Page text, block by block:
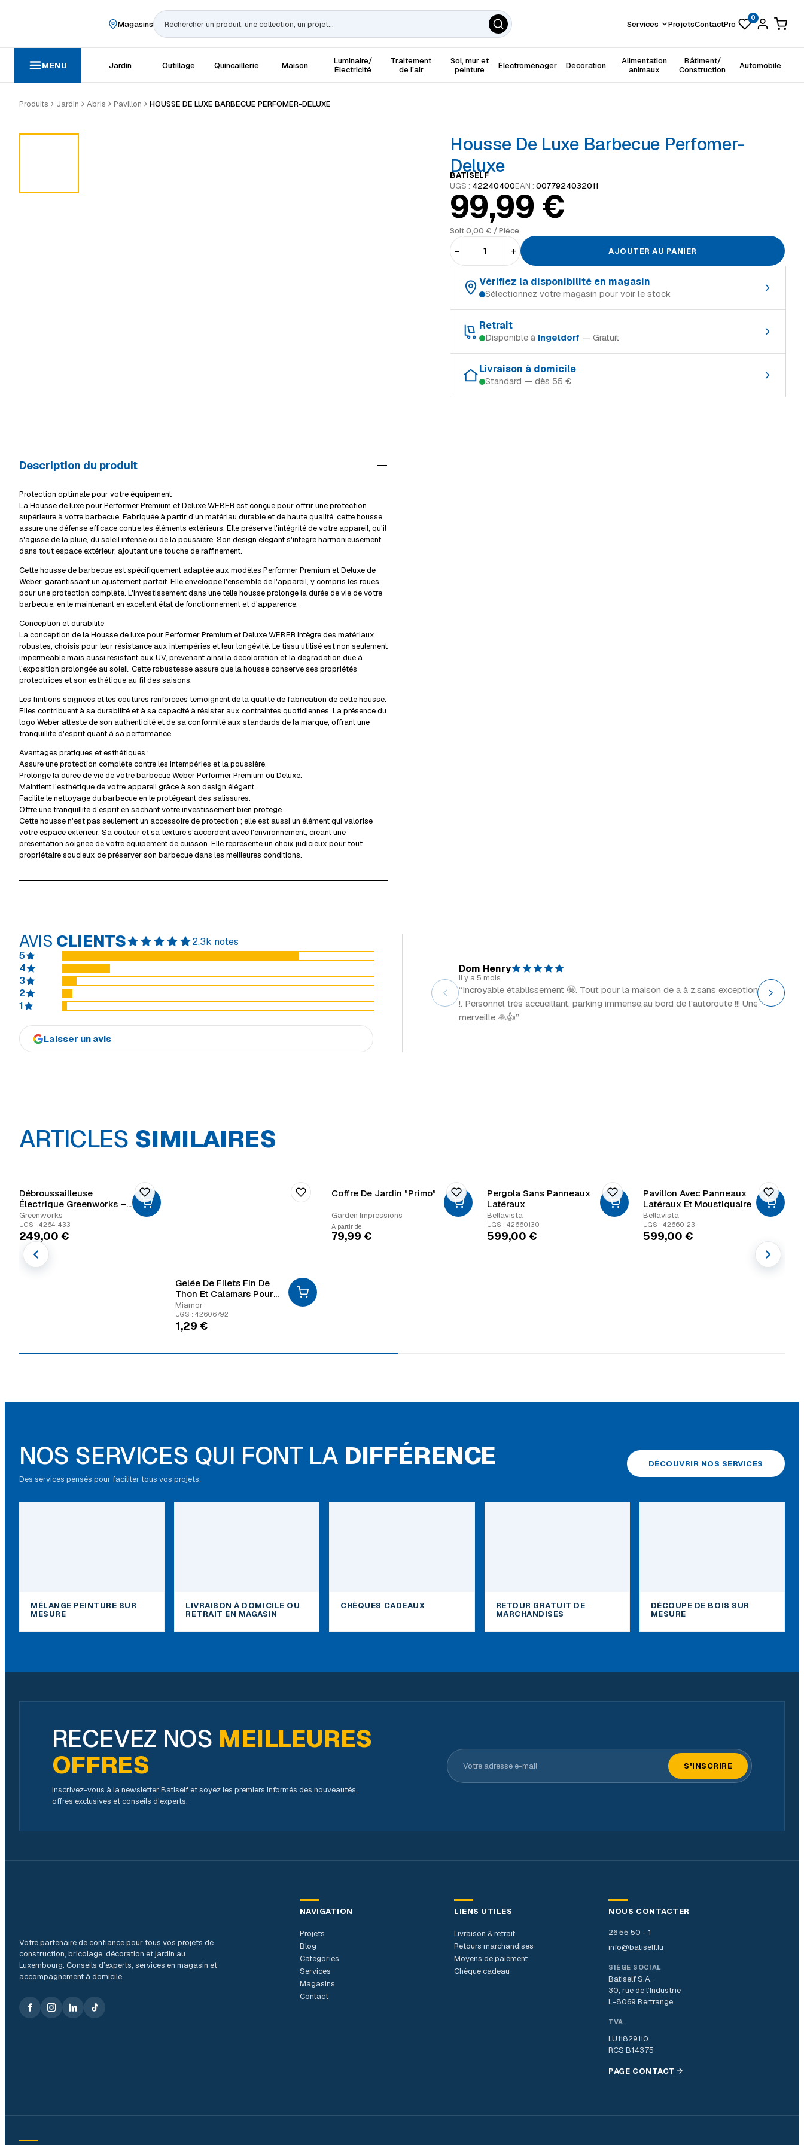
Magasins Rechercher Services ProjetsContactPro
0
MENU Jardin Outillage Quincaillerie Maison
Luminaire/
Électricité
Traitement
de l’air
Sol, mur et
peinture
Électroménager Décoration
Alimentation
animaux
Bâtiment/
Construction
Automobile
Produits Jardin Abris Pavillon HOUSSE DE LUXE BARBECUE PERFOMER-DELUXE
Housse De Luxe Barbecue Perfomer-
Deluxe
BATISELF
UGS : 42240400EAN : 0077924032011
99,99 €
Soit0,00 € / Piéce
− + AJOUTER AU PANIER
Vérifiez la disponibilité en magasin
Sélectionnez votre magasin pour voir le stock
Schifflange Rupture
Ingeldorf
Alzingen
Retrait
Disponible à Ingeldorf — Gratuit
Schifflange Rupture
Livraison à domicile
Standard — dès 55 €
Description du produit
Protection optimale pour votre équipement
La Housse de luxe pour Performer Premium et Deluxe WEBER est conçue pour offrir une protection
supérieure à votre barbecue. Fabriquée à partir d'un matériau durable et de haute qualité, cette housse
assure une défense efficace contre les éléments extérieurs. Elle préserve l'intégrité de votre appareil, qu'il
s'agisse de la pluie, du soleil intense ou de la poussière. Son design élégant s'intègre harmonieusement
dans tout espace extérieur, ajoutant une touche de raffinement.
Cette housse de barbecue est spécifiquement adaptée aux modèles Performer Premium et Deluxe de
Weber, garantissant un ajustement parfait. Elle enveloppe l'ensemble de l'appareil, y compris les roues,
pour une protection complète. L'investissement dans une telle housse prolonge la durée de vie de votre
barbecue, en le maintenant en excellent état de fonctionnement et d'apparence.
Conception et durabilité
La conception de la Housse de luxe pour Performer Premium et Deluxe WEBER intègre des matériaux
robustes, choisis pour leur résistance aux intempéries et leur longévité. Le tissu utilisé est non seulement
imperméable mais aussi résistant aux UV, prévenant ainsi la décoloration et la dégradation due à
l'exposition prolongée au soleil. Cette robustesse assure que la housse conserve ses propriétés
protectrices et son esthétique au fil des saisons.
Les finitions soignées et les coutures renforcées témoignent de la qualité de fabrication de cette housse.
Elles contribuent à sa durabilité et à sa capacité à résister aux contraintes quotidiennes. La présence du
logo Weber atteste de son authenticité et de sa conformité aux standards de la marque, offrant une
tranquillité d'esprit quant à sa performance.
Avantages pratiques et esthétiques :
Assure une protection complète contre les intempéries et la poussière.
Prolonge la durée de vie de votre barbecue Weber Performer Premium ou Deluxe.
Maintient l'esthétique de votre appareil grâce à son design élégant.
Facilite le nettoyage du barbecue en le protégeant des salissures.
Offre une tranquillité d'esprit en sachant votre investissement bien protégé.
Cette housse n'est pas seulement un accessoire de protection ; elle est aussi un élément qui valorise
votre espace extérieur. Sa couleur et sa texture s'accordent avec l'environnement, créant une
présentation soignée de votre équipement de cuisson. Elle représente un choix judicieux pour tout
propriétaire soucieux de préserver son barbecue dans les meilleures conditions.
AVIS CLIENTS
2,3k notes
5
4
3
2
1
Laisser un avis
Dom Henry
il y a 5 mois
“Incroyable établissement 🤩. Tout pour la maison de a à z,sans exception
!. Personnel très accueillant, parking immense,au bord de l'autoroute !!! Une
merveille 🙏👍”
il y a 2
“Grand
ARTICLES SIMILAIRES
Débroussailleuse
Électrique Greenworks –
40V
Greenworks
UGS : 42641433
249,00 €
Gelée De Filets Fin De
Thon Et Calamars Pour
Chats 100 G
Miamor
UGS : 42606792
1,29 €
Coffre De Jardin "Primo"
Garden Impressions
À partir de
79,99 €
Pergola Sans Panneaux
Latéraux
Bellavista
UGS : 42660130
599,00€
Pavillon Avec Panneaux
Latéraux Et Moustiquaire
Bellavista
UGS : 42660123
599,00€
NOS SERVICES QUI FONT LA DIFFÉRENCE
Des services pensés pour faciliter tous vos projets.
DÉCOUVRIR NOS SERVICES
MÉLANGE PEINTURE SUR
MESURE
LIVRAISON À DOMICILE OU
RETRAIT EN MAGASIN
CHÈQUES CADEAUX
RETOUR GRATUIT DE
MARCHANDISES
DÉCOUPE DE BOIS SUR
MESURE
RECEVEZ NOS MEILLEURES
OFFRES
Inscrivez-vous à la newsletter Batiself et soyez les premiers informés des nouveautés,
offres exclusives et conseils d'experts.
Votre adresse e-mail
S'INSCRIRE
Votre partenaire de confiance pour tous vos projets de
construction, bricolage, décoration et jardin au
Luxembourg. Conseils d’experts, services en magasin et
accompagnement à domicile.
NAVIGATION
Projets
Blog
Catégories
Services
Magasins
Contact
LIENS UTILES
Livraison & retrait
Retours marchandises
Moyens de paiement
Chèque cadeau
NOUS CONTACTER
26 55 50 - 1
info@batiself.lu
SIÈGE SOCIAL
Batiself S.A.
30, rue de l’Industrie
L-8069 Bertrange
TVA
LU11829110
RCS B14375
PAGE CONTACT